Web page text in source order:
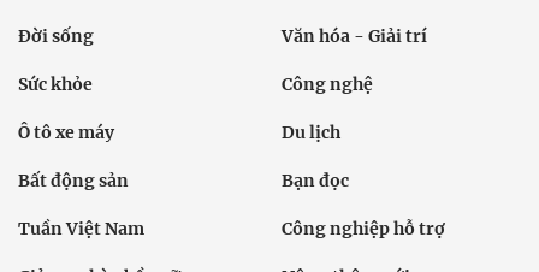
Đời sống Văn hóa - Giải trí
Sức khỏe Công nghệ
Ô tô xe máy Du lịch
Bất động sản Bạn đọc
Tuần Việt Nam Công nghiệp hỗ trợ